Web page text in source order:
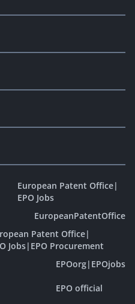
European Patent Office|
EPO Jobs
EuropeanPatentOffice
Patent Office|
Jobs| EPO Procurement
EPOorg| EPOjobs
EPO official